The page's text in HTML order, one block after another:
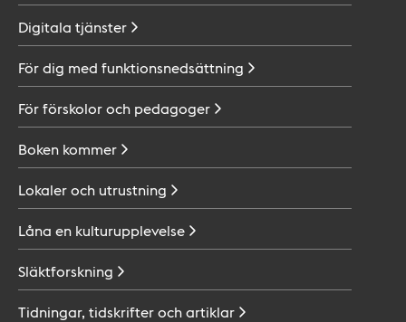
Digitala tjänster
För dig med funktionsnedsättning
För förskolor och pedagoger
Boken kommer
Lokaler och utrustning
Låna en kulturupplevelse
Släktforskning
Tidningar, tidskrifter ochartiklar